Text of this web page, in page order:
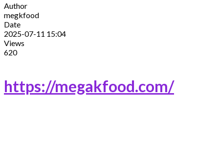
Author
megkfood
Date
2025-07-11 15:04
Views
620
https://megakfood.com/